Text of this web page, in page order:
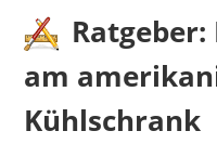
amerikanisch
Hingucker. Darüber
Modell mit einem
kaum die Klasse
am
Kühlschrank